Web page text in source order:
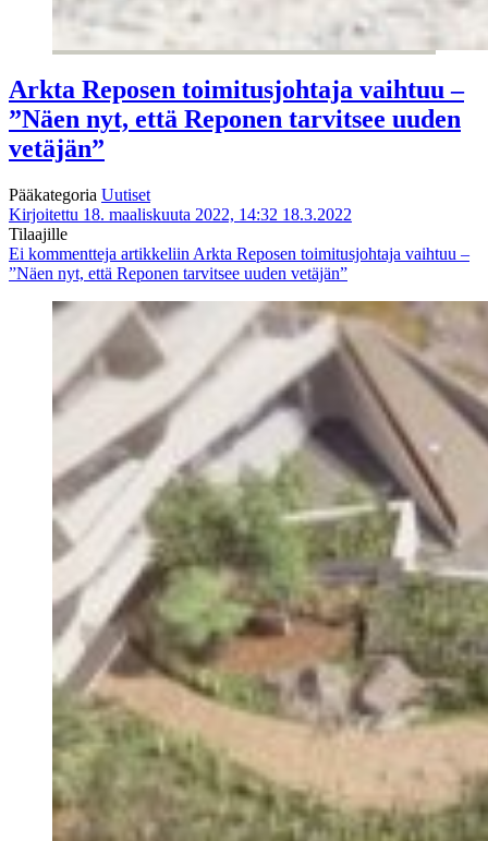
Arkta Reposen toimitusjohtaja vaihtuu –
”Näen nyt, että Reponen tarvitsee uuden
vetäjän”
Pääkategoria Uutiset
Kirjoitettu 18. maaliskuuta 2022, 14:32 18.3.2022
Tilaajille
Ei kommentteja artikkeliin Arkta Reposen toimitusjohtaja vaihtuu –
”Näen nyt, että Reponen tarvitsee uuden vetäjän”